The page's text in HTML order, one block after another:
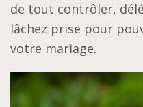
de tout contrôler,
lâchez prise pour
votre mariage.